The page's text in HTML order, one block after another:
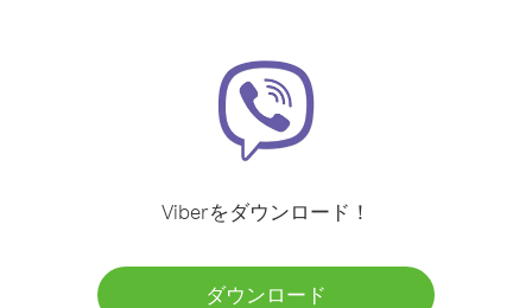
Viberをダウンロード！
ダウンロード